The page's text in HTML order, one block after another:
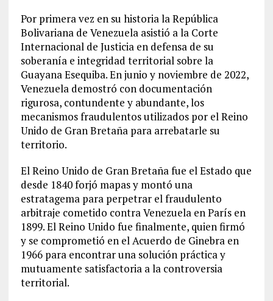
Por primera vez en su historia la República
Bolivariana de Venezuela asistió a la Corte
Internacional de Justicia en defensa de su
soberanía e integridad territorial sobre la
Guayana Esequiba. En junio y noviembre de 2022,
Venezuela demostró con documentación
rigurosa, contundente y abundante, los
mecanismos fraudulentos utilizados por el Reino
Unido de Gran Bretaña para arrebatarle su
territorio.
El Reino Unido de Gran Bretaña fue el Estado que
desde 1840 forjó mapas y montó una
estratagema para perpetrar el fraudulento
arbitraje cometido contra Venezuela en París en
1899. El Reino Unido fue finalmente, quien firmó
y se comprometió en el Acuerdo de Ginebra en
1966 para encontrar una solución práctica y
mutuamente satisfactoria a la controversia
territorial.